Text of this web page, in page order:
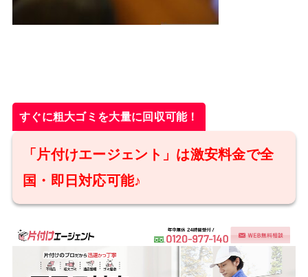
すぐに粗大ゴミを大量に回収可能！
「片付けエージェント」は激安料金で全
国・即日対応可能♪